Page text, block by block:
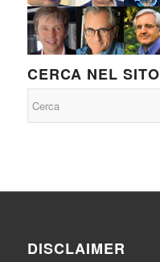
CERCA NEL SITO
DISCLAIMER